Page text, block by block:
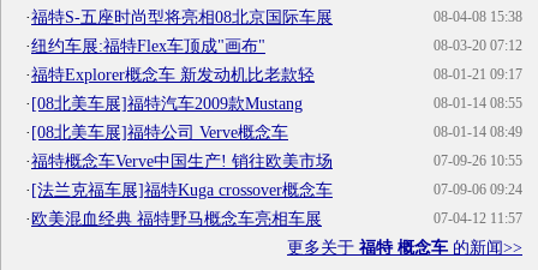
08-04-08 15:38
·福特S-五座时尚型将亮相08北京国际车展
08-03-20 07:12
·纽约车展:福特Flex车顶成"画布"
08-01-21 09:17
·福特Explorer概念车 新发动机比老款轻
08-01-14 08:55
·[08北美车展]福特汽车2009款Mustang
08-01-14 08:49
·[08北美车展]福特公司 Verve概念车
07-09-26 10:55
·福特概念车Verve中国生产! 销往欧美市场
07-09-06 09:24
·[法兰克福车展]福特Kuga crossover概念车
07-04-12 11:57
·欧美混血经典 福特野马概念车亮相车展
更多关于 福特 概念车 的新闻>>